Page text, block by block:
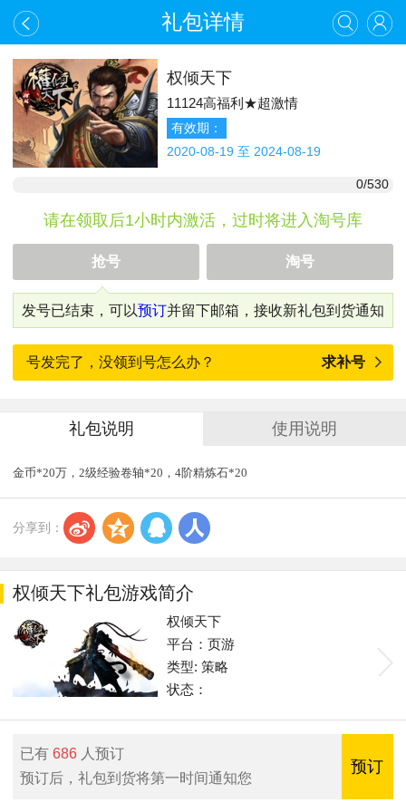
礼包详情
权倾天下
11124高福利★超激情
有效期：
2020-08-19 至 2024-08-19
0/530
请在领取后1小时内激活，过时将进入淘号库
抢号 淘号
发号已结束，可以预订并留下邮箱，接收新礼包到货通知
号发完了，没领到号怎么办？ 求补号
礼包说明 使用说明
金币*20万，2级经验卷轴*20，4阶精炼石*20
分享到： s z q r
权倾天下礼包游戏简介
权倾天下
平台：页游
类型: 策略
状态：
已有686 人预订
预订后，礼包到货将第一时间通知您
预订